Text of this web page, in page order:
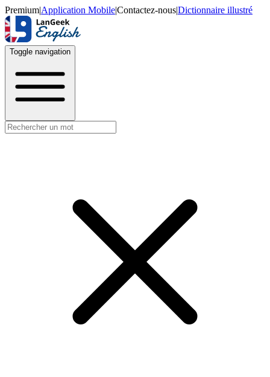
Premium|Application Mobile|Contactez-nous|Dictionnaire illustré
Toggle navigation